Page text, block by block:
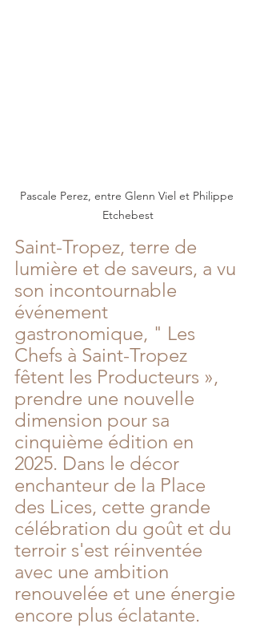
Pascale Perez, entre Glenn Viel et Philippe
Etchebest
Saint-Tropez, terre de
lumière et de saveurs, a vu
son incontournable
événement
gastronomique, " Les
Chefs à Saint-Tropez
fêtent les Producteurs »,
prendre une nouvelle
dimension pour sa
cinquième édition en
2025. Dans le décor
enchanteur de la Place
des Lices, cette grande
célébration du goût et du
terroir s'est réinventée
avec une ambition
renouvelée et une énergie
encore plus éclatante.